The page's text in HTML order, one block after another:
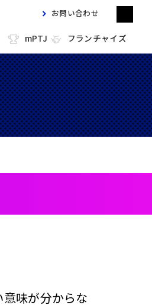
黒
車道
宮
洲
mPTJ フランチャイズ
お問い合わせ
味が分からな